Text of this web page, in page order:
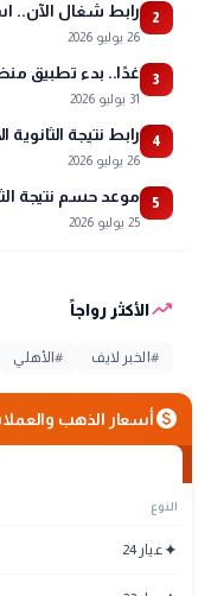
2 رابط شغال الآن.. استعلم عن
26 يوليو 2026
3 غدًا.. بدء تطبيق
31 يوليو 2026
4 رابط نتيجة الثانوية الأزهرية 2026 برقم الجلوس.. موعد المؤتمر
26 يوليو 2026
5 موعد حسم نتيجة الثانوية العامة 2026
25 يوليو 2026
trending_upالأكثر رواجاً
# الخبر لايف #الأهلي
monetization_onأسعار الذهب
النوع
✦عيار 24